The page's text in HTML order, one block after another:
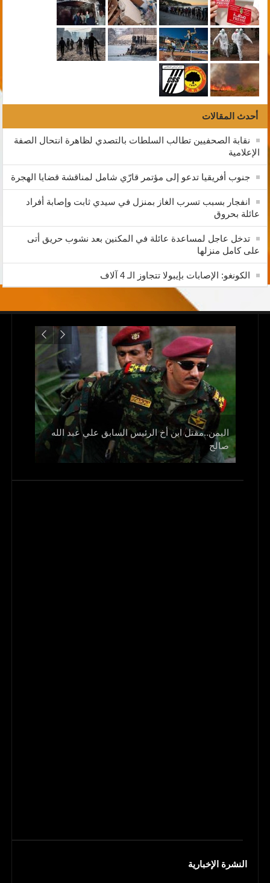
أحدث المقالات
نقابة الصحفيين تطالب السلطات بالتصدي لظاهرة انتحال الصفة
الإعلامية
جنوب أفريقيا تدعو إلى مؤتمر قارّي شامل لمناقشة قضايا الهجرة
انفجار بسبب تسرب الغاز بمنزل في سيدي ثابت وإصابة أفراد
عائلة بحروق
تدخل عاجل لمساعدة عائلة في المكنين بعد نشوب حريق أتى
على كامل منزلها
الكونغو: الإصابات بإيبولا تتجاوز الـ 4 آلاف
اليمن..مقتل ابن أخ الرئيس السابق علي عبد الله
صالح
النشرة الإخبارية